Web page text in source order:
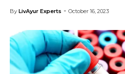
By LivAyur Experts - October 16, 2023